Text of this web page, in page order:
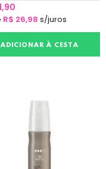
R$ 26,98 s/juros
ADICIONAR À CESTA